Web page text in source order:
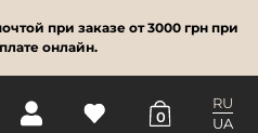
при заказе от 3000 грн при
онлайн.
0
RU
UA